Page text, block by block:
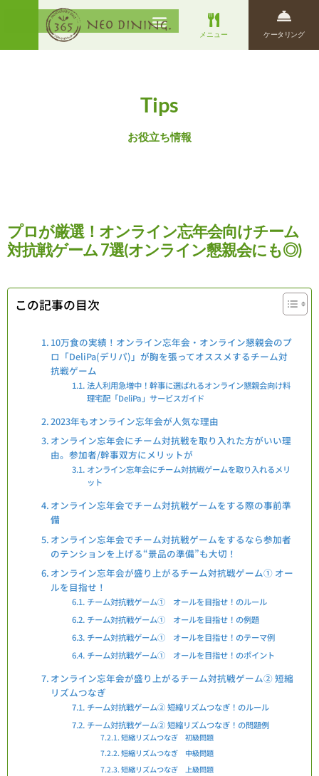
メニュー ケータリング
Tips
お役立ち情報
プロが厳選！オンライン忘年会向けチーム
対抗戦ゲーム 7選(オンライン懇親会にも◎)
この記事の目次
10万食の実績！オンライン忘年会・オンライン懇親会のプ
ロ「DeliPa(デリパ)」が胸を張ってオススメするチーム対
抗戦ゲーム
法人利用急増中！幹事に選ばれるオンライン懇親会向け料
理宅配「DeliPa」サービスガイド
2023年もオンライン忘年会が人気な理由
オンライン忘年会にチーム対抗戦を取り入れた方がいい理
由。参加者/幹事双方にメリットが
オンライン忘年会にチーム対抗戦ゲームを取り入れるメリ
ット
オンライン忘年会でチーム対抗戦ゲームをする際の事前準
備
オンライン忘年会でチーム対抗戦ゲームをするなら参加者
のテンションを上げる“景品の準備”も大切！
オンライン忘年会が盛り上がるチーム対抗戦ゲーム① オー
ルを目指せ！
チーム対抗戦ゲーム① オールを目指せ！のルール
チーム対抗戦ゲーム① オールを目指せ！の例題
チーム対抗戦ゲーム① オールを目指せ！のテーマ例
チーム対抗戦ゲーム① オールを目指せ！のポイント
オンライン忘年会が盛り上がるチーム対抗戦ゲーム② 短縮
リズムつなぎ
チーム対抗戦ゲーム② 短縮リズムつなぎ！のルール
チーム対抗戦ゲーム② 短縮リズムつなぎ！の問題例
短縮リズムつなぎ 初級問題
短縮リズムつなぎ 中級問題
短縮リズムつなぎ 上級問題